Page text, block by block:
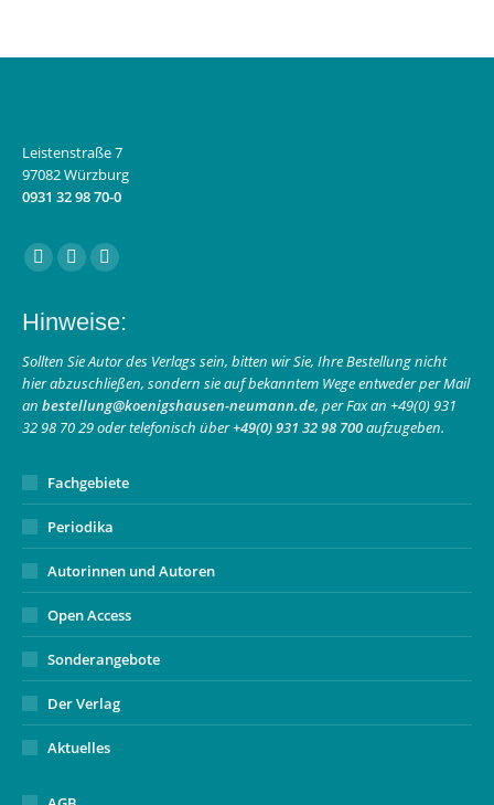
Leistenstraße 7
97082 Würzburg
0931 32 98 70-0
Finden Sie uns auf:
Facebook
opens
in
new
window
Instagram
opens
in
new
window
E-
page
opens
in
new
window
Hinweise:
Sollten Sie Autor des Verlags sein, bitten wir Sie, Ihre Bestellung nicht
hier abzuschließen, sondern sie auf bekanntem Wege entweder per Mail
an bestellung@koenigshausen-neumann.de, per Fax an +49(0) 931
32 98 70 29 oder telefonisch über+49(0) 931 32 98 700aufzugeben.
Fachgebiete
Periodika
Autorinnen und Autoren
Open Access
Sonderangebote
Der Verlag
Aktuelles